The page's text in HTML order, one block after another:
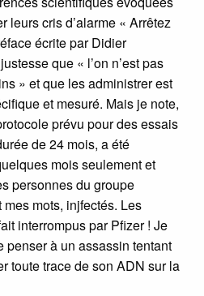
leurs cris d’alarme « Arrêtez
écrite par Didier
que « l’on n’est pas
» et que les administrer est
et mesuré. Mais je note,
prévu pour des essais
de 24 mois, a été
mois seulement et
personnes du groupe
mots, injfectés. Les
interrompus par Pfizer ! Je
penser à un assassin tentant
toute trace de son ADN sur la